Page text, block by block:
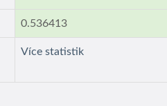
0.536413
Více statistik